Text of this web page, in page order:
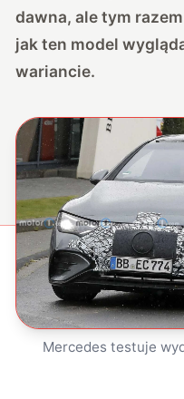
dawna, ale tym
jak ten model
wariancie.
Mercedes testuje